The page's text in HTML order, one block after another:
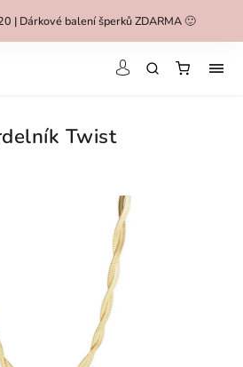
| Dárkové balení šperků ZDARMA 🙂
Twist